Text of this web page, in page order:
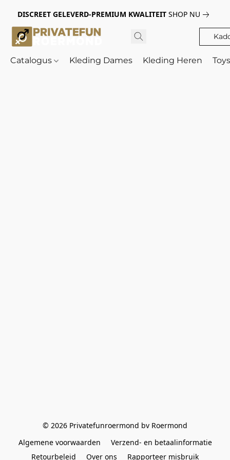
DISCREET GELEVERD-PREMIUM KWALITEIT SHOP NU
Catalogus Kleding Dames Kleding Heren
© 2026 Privatefunroermond bv Roermond
Algemene voorwaarden
Verzend- en betaalinformatie
Retourbeleid
Over ons Rapporteer misbruik